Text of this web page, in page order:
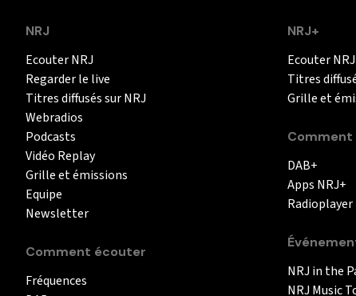
NRJ
Ecouter NRJ
Regarder le live
Titres diffusés sur NRJ
Webradios
Podcasts
Vidéo Replay
Grille et émissions
Equipe
Newsletter
Comment écouter
Fréquences
NRJ+
Ecouter
Titres
Grille et
Comment
DAB+
Apps NRJ+
Radioplayer
NRJ in the
NRJ Music